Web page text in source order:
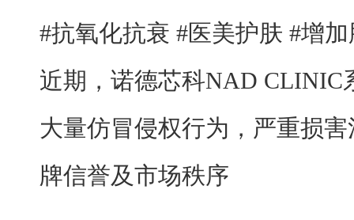
#抗氧化抗衰 #医美护肤 #增
近期，诺德芯科NAD CLINIC
大量仿冒侵权行为，严重损
牌信誉及市场秩序